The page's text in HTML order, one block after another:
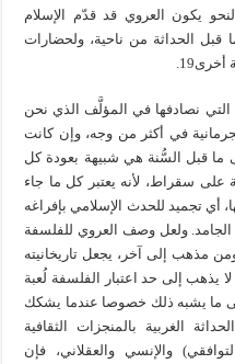
النحو يكون العروي قد قدّم الإسلام
قبل الحداثة من ناحية، ولحضارات
التي نصادفها في المؤلَّف الذي نحن
في أكثر من وجه، وإن كانت
ما قبل السُّنة هي شبيهة بعودة كل
على سقراط، لأنه يعتبر كل ما جاء
أي تجميد للحدث الإسلامي بإفراغه
ولعل وصف العروي للفلسفة
مذهب إلى آخر، يجعل تاريخانيته
لا يذهب إلى حد اعتبار الفلسفة لُعبة
ما يشبه ذلك خصوصا عندما يشكك
الغربية بالمنجزات الثقافية
والإنسي والعقلاني، فإن